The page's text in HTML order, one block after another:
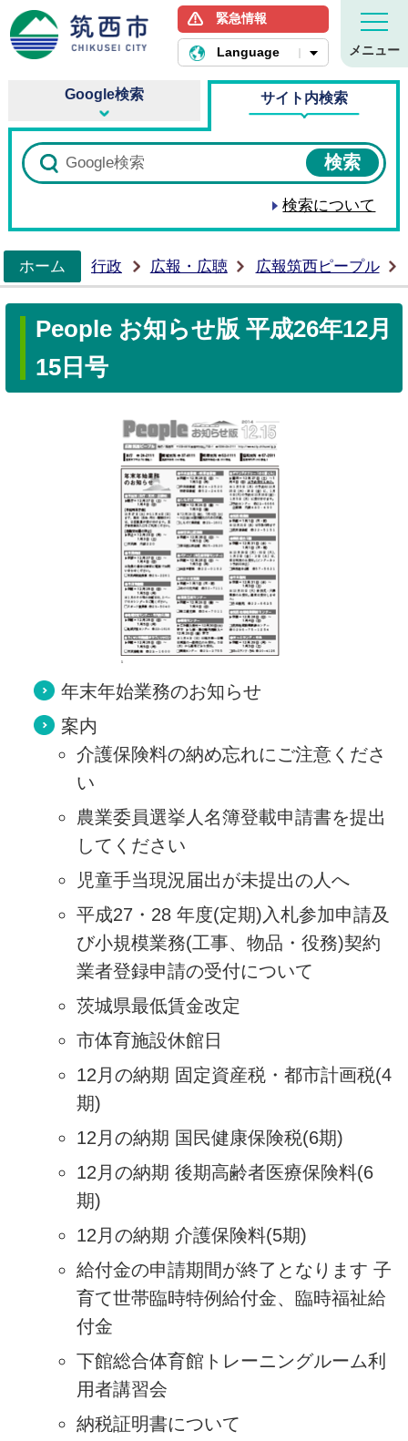
筑西市ホームページ
緊急情報
Language メニュー
Google検索 サイト内検索
検索について
ホーム
行政 広報・広聴 広報筑西ピープル
People お知らせ版 平成26年12月
15日号
年末年始業務のお知らせ
案内
介護保険料の納め忘れにご注意くださ
い
農業委員選挙人名簿登載申請書を提出
してください
児童手当現況届出が未提出の人へ
平成27・28 年度(定期)入札参加申請及
び小規模業務(工事、物品・役務)契約
業者登録申請の受付について
茨城県最低賃金改定
市体育施設休館日
12月の納期 固定資産税・都市計画税(4
期)
12月の納期 国民健康保険税(6期)
12月の納期 後期高齢者医療保険料(6
期)
12月の納期 介護保険料(5期)
給付金の申請期間が終了となります 子
育て世帯臨時特例給付金、臨時福祉給
付金
下館総合体育館トレーニングルーム利
用者講習会
納税証明書について